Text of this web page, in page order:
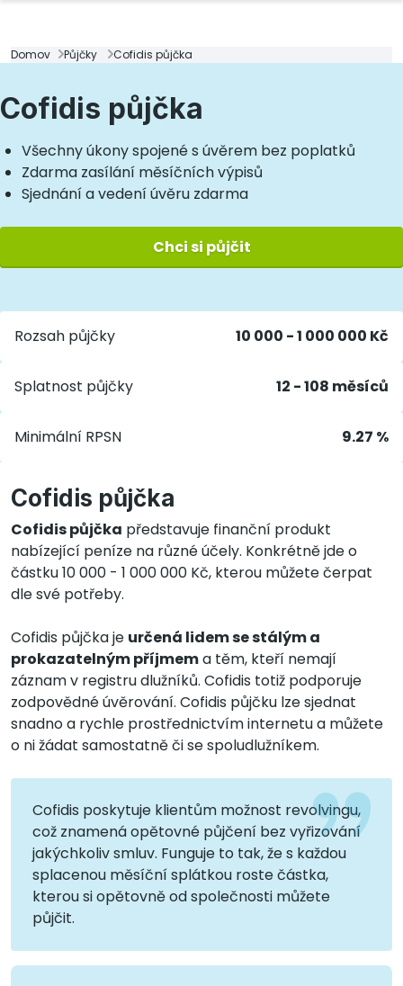
Domov Půjčky Cofidis půjčka
Cofidis půjčka
Všechny úkony spojené s úvěrem bez poplatků
Zdarma zasílání měsíčních výpisů
Sjednání a vedení úvěru zdarma
Chci si půjčit
Rozsah půjčky 10 000 - 1 000 000 Kč
Splatnost půjčky 12 - 108 měsíců
Minimální RPSN 9.27 %
Cofidis půjčka
Cofidis půjčka představuje finanční produkt
nabízející peníze na různé účely. Konkrétně jde o
částku 10 000 - 1 000 000 Kč, kterou můžete čerpat
dle své potřeby.
Cofidis půjčka je určená lidem se stálým a
prokazatelným příjmema těm, kteří nemají
záznam v registru dlužníků. Cofidis totiž podporuje
zodpovědné úvěrování. Cofidis půjčku lze sjednat
snadno a rychle prostřednictvím internetu a můžete
o ni žádat samostatně či se spoludlužníkem.
Cofidis poskytuje klientům možnost revolvingu,
což znamená opětovné půjčení bez vyřizování
jakýchkoliv smluv. Funguje to tak, že s každou
splacenou měsíční splátkou roste částka,
kterou si opětovně od společnosti můžete
půjčit.